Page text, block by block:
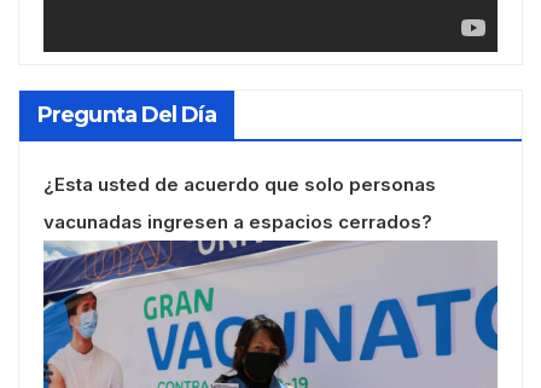
Pregunta Del Día
¿Esta usted de acuerdo que solo personas
vacunadas ingresen a espacios cerrados?